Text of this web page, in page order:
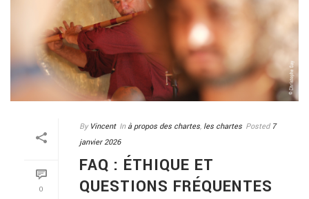
0
By Vincent In à propos des chartes, les chartes Posted 7
janvier 2026
FAQ : ÉTHIQUE ET
QUESTIONS FRÉQUENTES